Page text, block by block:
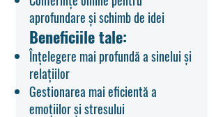
aprofundare și schimb de idei
Beneficiile tale:
Înțelegere mai profundă a sinelui și
relațiilor
Gestionarea mai eficientă a
emoțiilor și stresului